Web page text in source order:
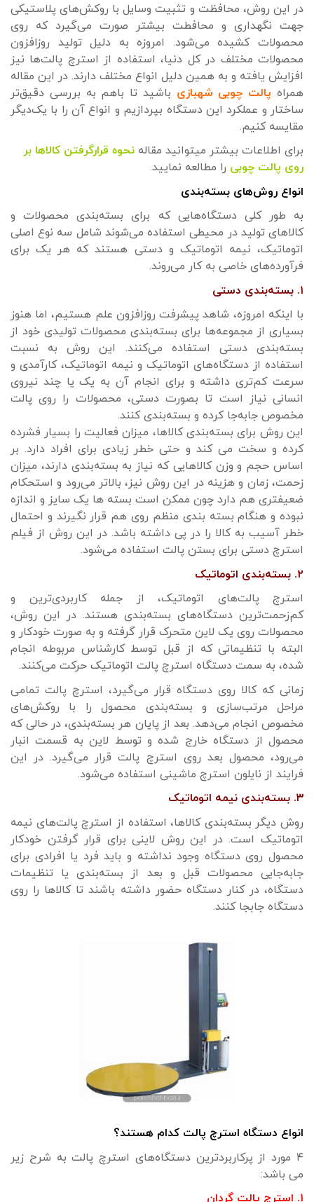
در این روش، محافظت و تثبیت وسایل با روکش‌های پلاستیکی
جهت نگهداری و محافطت بیشتر صورت می‌گیرد که روی
محصولات کشیده می‌شود. امروزه به دلیل تولید روزافزون
محصولات مختلف در کل دنیا، استفاده از استرچ پالت‌ها نیز
افزایش یافته و به همین دلیل انواع مختلف دارند. در این مقاله
همراهپالت چوبی شهبازی باشید تا باهم به بررسی دقیق‌تر
ساختار و عملکرد این دستگاه بپردازیم و انواع آن را با یک‌دیگر
مقایسه کنیم.
برای اطلاعات بیشتر میتوانید مقاله نحوه قرارگرفتن کالاها بر
روی پالت چوبی را مطالعه نمایید.
انواع روش‌های بسته‌بندی
به طور کلی دستگاه‌هایی که برای بسته‌بندی محصولات و
کالاهای تولید در محیطی استفاده می‌شوند شامل سه نوع اصلی
اتوماتیک، نیمه اتوماتیک و دستی هستند که هر یک برای
فرآورده‌های خاصی به کار می‌روند.
۱. بسته‌بندی دستی
با اینکه امروزه، شاهد پیشرفت روزافزون علم هستیم، اما هنوز
بسیاری از مجموعه‌ها برای بسته‌بندی محصولات تولیدی خود از
بسته‌بندی دستی استفاده می‌کنند. این روش به نسبت
استفاده از دستگاه‌های اتوماتیک و نیمه اتوماتیک، کارآمدی و
سرعت کم‌تری داشته و برای انجام آن به یک یا چند نیروی
انسانی نیاز است تا بصورت دستی، محصولات را روی پالت
مخصوص جابه‌جا کرده و بسته‌بندی کنند.
این روش برای بسته‌بندی کالاها، میزان فعالیت را بسیار فشرده
کرده و سخت می کند و حتی خطر زیادی برای افراد دارد. بر
اساس حجم و وزن کالاهایی که نیاز به بسته‌بندی دارند، میزان
زحمت، زمان و هزینه در این روش نیز، بالاتر می‌رود و استحکام
ضعیفتری هم دارد چون ممکن است بسته ها یک سایز و اندازه
نبوده و هنگام بسته بندی منظم روی هم قرار نگیرند و احتمال
خطر آسیب به کالا را در پی داشته باشد. در این روش از فیلم
استرچ دستی برای بستن پالت استفاده می‌شود.
۲. بسته‌بندی اتوماتیک
استرچ پالت‌های اتوماتیک، از جمله کاربردی‌ترین و
کم‌زحمت‌ترین دستگاه‌های بسته‌بندی هستند. در این روش،
محصولات روی یک لاین متحرک قرار گرفته و به ‌صورت خودکار و
البته با تنظیماتی که از قبل توسط کارشناس مربوطه انجام
شده، به سمت دستگاه استرچ پالت اتوماتیک حرکت می‌کنند.
زمانی که کالا روی دستگاه قرار می‌گیرد، استرچ پالت تمامی
مراحل مرتب‌سازی و بسته‌بندی محصول را با روکش‌های
مخصوص انجام می‌دهد. بعد از پایان هر بسته‌بندی، در حالی که
محصول از دستگاه خارج شده و توسط لاین به قسمت انبار
می‌رود، محصول بعد روی استرچ پالت قرار می‌گیرد. در این
فرایند از نایلون استرچ ماشینی استفاده می‌شود.
۳. بسته‌بندی نیمه‌ اتوماتیک
روش دیگر بسته‌بندی کالاها، استفاده از استرچ پالت‌های نیمه
اتوماتیک است. در این روش لاینی برای قرار گرفتن خودکار
محصول روی دستگاه وجود نداشته و باید فرد یا افرادی برای
جابه‌جایی محصولات قبل و بعد از بسته‌بندی یا تنظیمات
دستگاه، در کنار دستگاه حضور داشته باشند تا کالاها را روی
دستگاه جابجا کنند.
انواع دستگاه استرچ پالت‌ کدام هستند؟
۴ مورد از پرکاربردترین دستگاه‌های استرچ پالت به شرح زیر
می باشد:
۱. استرچ پالت گردان